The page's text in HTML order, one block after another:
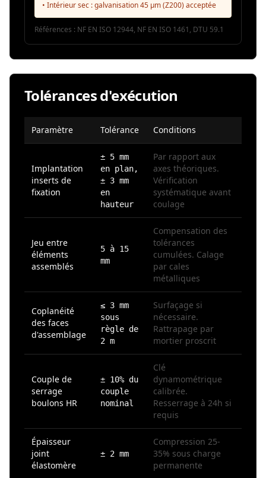
• Intérieur sec : galvanisation 45 µm (Z200) acceptée
Références : NF EN ISO 12944, NF EN ISO 1461, DTU 59.1
Tolérances d'exécution
Paramètre Tolérance Conditions
Implantation
inserts de
fixation
± 5 mm
en plan,
± 3 mm
en
hauteur
Par rapport aux
axes théoriques.
Vérification
systématique avant
coulage
Jeu entre
éléments
assemblés
5 à 15
mm
Compensation des
tolérances
cumulées. Calage
par cales
métalliques
Coplanéité
des faces
d'assemblage
≤ 3 mm
sous
règle de
2 m
Surfaçage si
nécessaire.
Rattrapage par
mortier proscrit
Couple de
serrage
boulons HR
± 10% du
couple
nominal
Clé
dynamométrique
calibrée.
Resserrage à 24h si
requis
Épaisseur
joint
élastomère
± 2 mm
Compression 25-
35% sous charge
permanente